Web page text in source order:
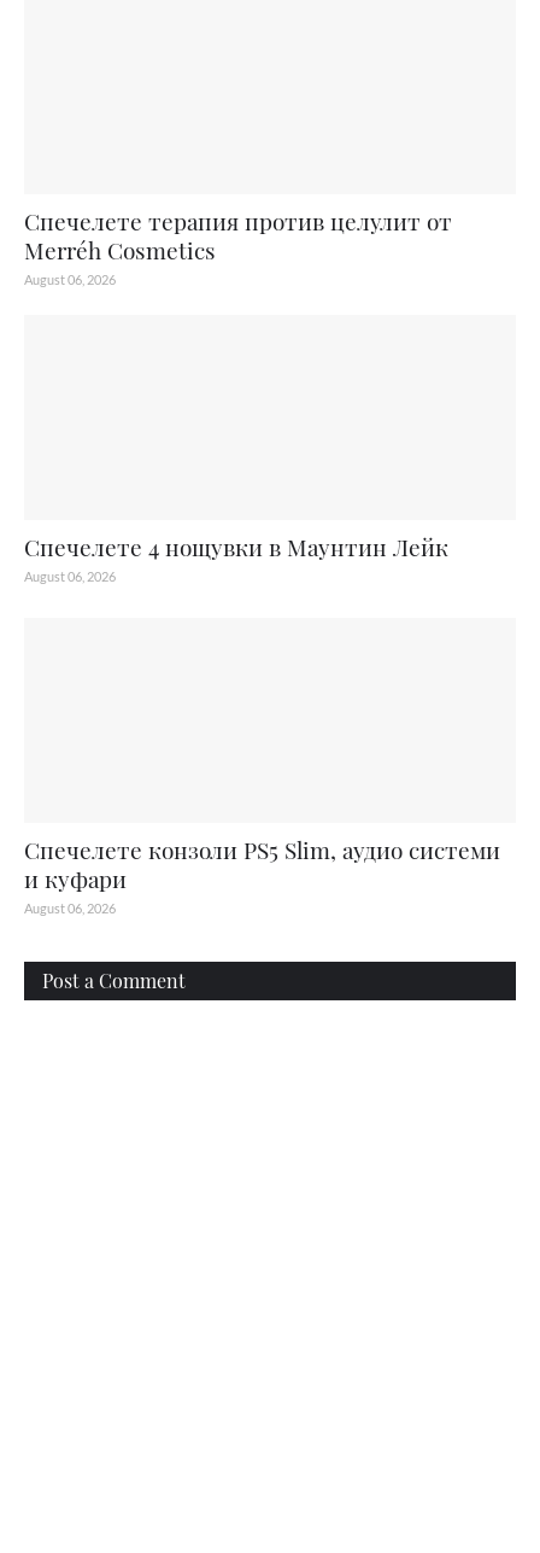
Спечелете терапия против целулит от
Merréh Cosmetics
August 06, 2026
Спечелете 4 нощувки в Маунтин Лейк
August 06, 2026
Спечелете конзоли PS5 Slim, аудио системи
и куфари
August 06, 2026
Post a Comment